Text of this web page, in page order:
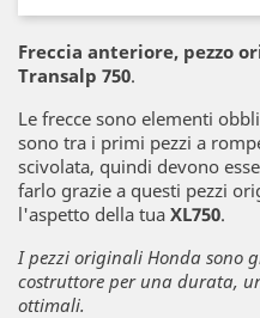
Freccia anteriore, pezzo
Transalp 750.
Le frecce sono elementi
sono tra i primi pezzi a
scivolata, quindi devono
farlo grazie a questi pezzi
l'aspetto della tua XL750.
I pezzi originali Honda sono
costruttore per una durata,
ottimali.